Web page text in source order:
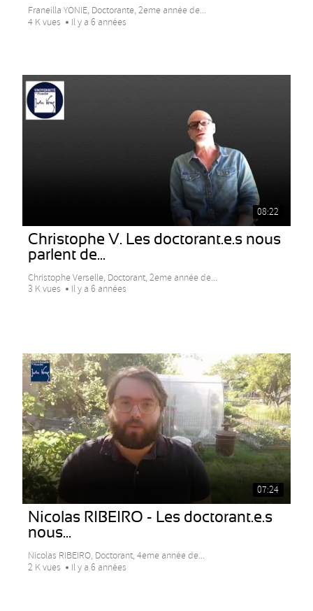
Franeilla YONIE, Doctorante, 2eme année de...
4 K vues
Il y a 6 années
08:22
Christophe V. Les doctorant.e.s nous
parlent de...
Christophe Verselle, Doctorant, 2eme année de...
3 K vues
Il y a 6 années
07:24
Nicolas RIBEIRO - Les doctorant.e.s
nous...
Nicolas RIBEIRO, Doctorant, 4eme année de...
2 K vues
Il y a 6 années